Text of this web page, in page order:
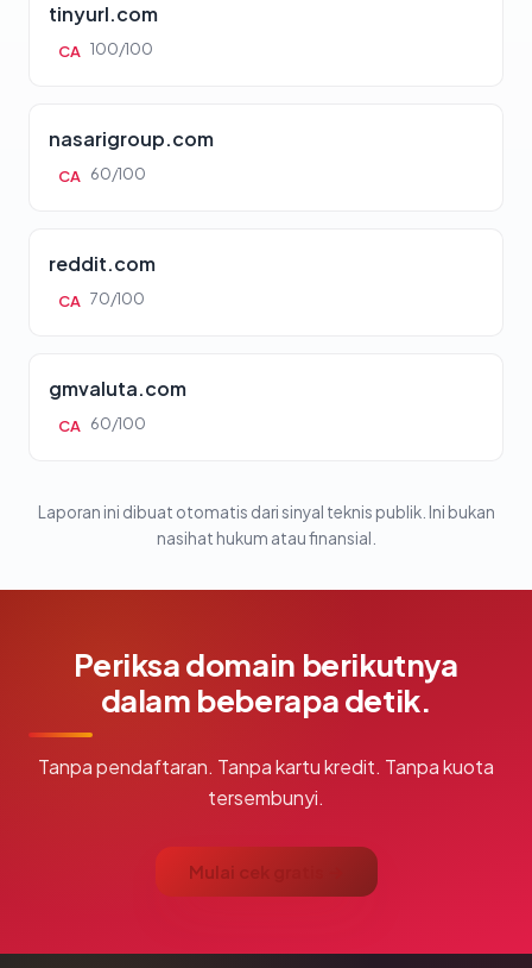
tinyurl.com
CA 100/100
nasarigroup.com
CA 60/100
reddit.com
CA 70/100
gmvaluta.com
CA 60/100
Laporan ini dibuat otomatis dari sinyal teknis publik. Ini bukan
nasihat hukum atau finansial.
Periksa domain berikutnya
dalam beberapa detik.
Tanpa pendaftaran. Tanpa kartu kredit. Tanpa kuota
tersembunyi.
Mulai cek gratis →